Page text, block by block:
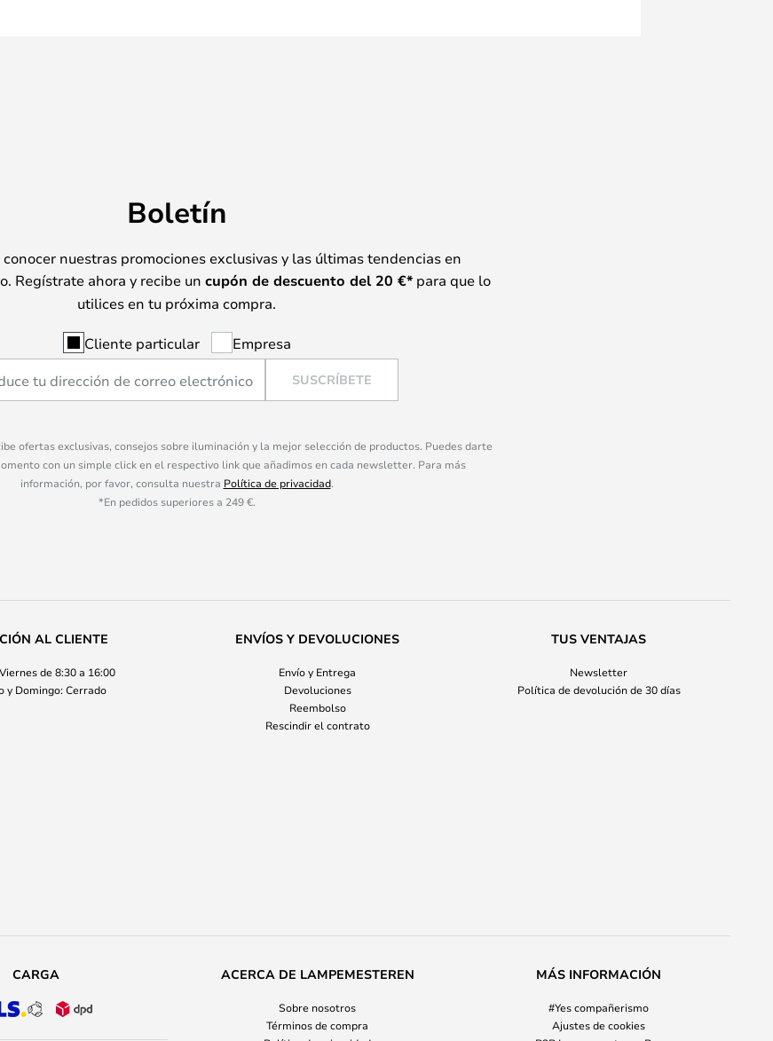
Boletín
nuestras promociones exclusivas y las últimas tendencias en
Regístrate ahora y recibe un cupón de descuento del 20 €*para que lo
utilices en tu próxima compra.
Cliente particular Empresa
SUSCRÍBETE
ofertas exclusivas, consejos sobre iluminación y la mejor selección de productos. Puedes darte
con un simple click en el respectivo link que añadimos en cada newsletter. Para más
información, por favor, consulta nuestra Política de privacidad.
*En pedidos superiores a 249 €.
AL CLIENTE
de 8:30 a 16:00
y Domingo: Cerrado
ENVÍOS Y DEVOLUCIONES
Envío y Entrega
Devoluciones
Reembolso
Rescindir el contrato
TUS VENTAJAS
Newsletter
Política de devolución de 30 días
CARGA ACERCA DE LAMPEMESTEREN
Sobre nosotros
Términos de compra
MÁS INFORMACIÓN
#Yes compañerismo
Ajustes de cookies